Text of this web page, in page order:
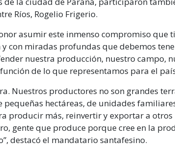
Ríos, Rogelio Frigerio.
asumir este inmenso compromiso que
con miradas profundas que debemos
nuestra producción, nuestro campo,
de lo que representamos para el
Nuestros productores no son grandes
hectáreas, de unidades
producir más, reinvertir y exportar a otros
gente que produce porque cree en la
destacó el mandatario santafesino.